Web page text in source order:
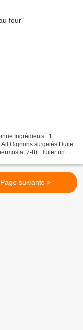
Ingrédients : 1
Oignons surgelés Huile
7-8). Huiler un
Page suivante >